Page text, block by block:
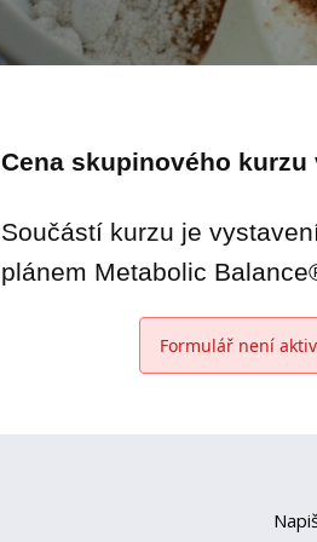
Cena skupinového
Součástí kurzu je
plánem Metabolic
Formulář není